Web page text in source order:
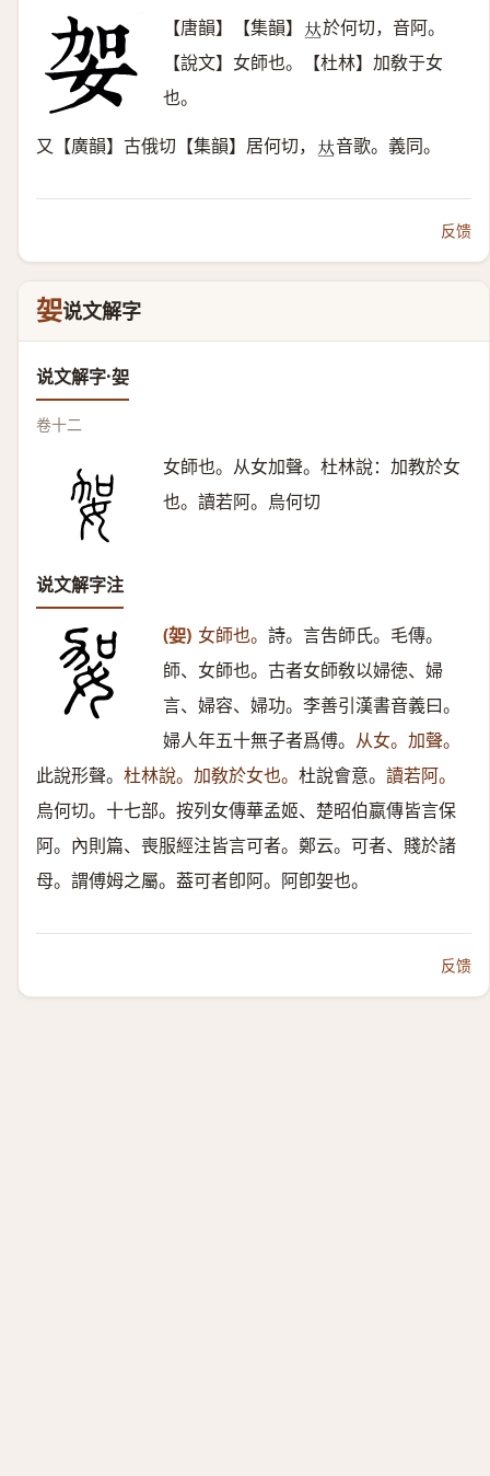
【唐韻】【集韻】 𠀤於何切，音阿。
【說文】女師也。【杜林】加敎于女
也。
又【廣韻】古俄切【集韻】居何切， 𠀤音歌。義同。
反馈
妿说文解字
说文解字·妿
卷十二
女師也。从女加聲。杜林說：加教於女
也。讀若阿。烏何切
说文解字注
(妿) 女師也。 詩。言吿師氏。毛傳。
師、女師也。古者女師敎以婦徳、婦
言、婦容、婦功。李善引漢書音義曰。
婦人年五十無子者爲傅。 从女。加聲。
此說形聲。 杜林說。加敎於女也。 杜說會意。 讀若阿。
烏何切。十七部。按列女傳華孟姬、楚昭伯嬴傳皆言保
阿。內則篇、喪服經注皆言可者。鄭云。可者、賤於諸
母。謂傅姆之屬。葢可者卽阿。阿卽妿也。
反馈